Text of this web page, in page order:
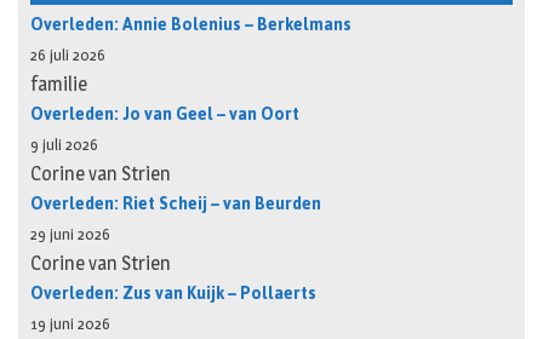
Overleden: Annie Bolenius – Berkelmans
26 juli 2026
familie
Overleden: Jo van Geel – van Oort
9 juli 2026
Corine van Strien
Overleden: Riet Scheij – van Beurden
29 juni 2026
Corine van Strien
Overleden: Zus van Kuijk – Pollaerts
19 juni 2026